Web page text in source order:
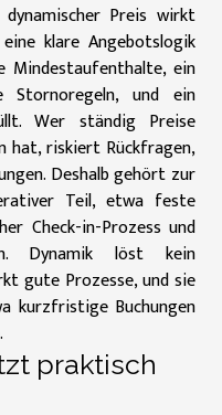
Preis wirkt
klare Angebotslogik
Mindestaufenthalte, ein
Stornoregeln, und ein
Wer ständig Preise
hat, riskiert Rückfragen,
Deshalb gehört zur
Teil, etwa feste
Check-in-Prozess und
Dynamik löst kein
gute Prozesse, und sie
kurzfristige Buchungen
praktisch